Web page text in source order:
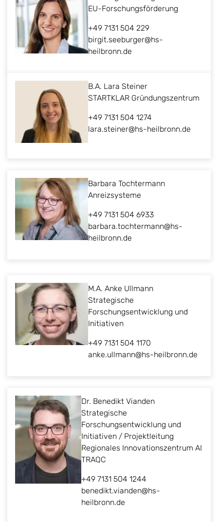
EU-Forschungsförderung
+49 7131 504 229
birgit.seeburger@hs-
heilbronn.de
B.A. Lara Steiner
STARTKLAR Gründungszentrum
+49 7131 504 1274
lara.steiner@hs-heilbronn.de
Barbara Tochtermann
Anreizsysteme
+49 7131 504 6933
barbara.tochtermann@hs-
heilbronn.de
M.A. Anke Ullmann
Strategische
Forschungsentwicklung und
Initiativen
+49 7131 504 1170
anke.ullmann@hs-heilbronn.de
Dr. Benedikt Vianden
Strategische
Forschungsentwicklung und
Initiativen / Projektleitung
Regionales Innovationszentrum AI
TRAQC
+49 7131 504 1244
benedikt.vianden@hs-
heilbronn.de